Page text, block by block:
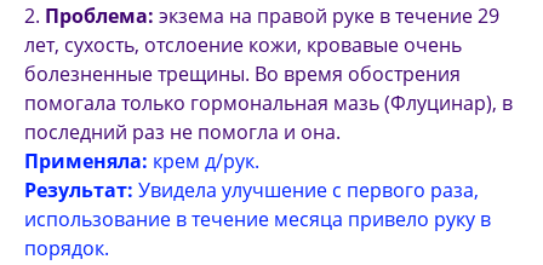
Проблема: экзема на правой руке в течение 29
лет, сухость, отслоение кожи, кровавые очень
болезненные трещины. Во время обострения
помогала только гормональная мазь (Флуцинар), в
последний раз не помогла и она.
Применяла: крем д/рук.
Результат: Увидела улучшение с первого раза,
использование в течение месяца привело руку в
порядок.